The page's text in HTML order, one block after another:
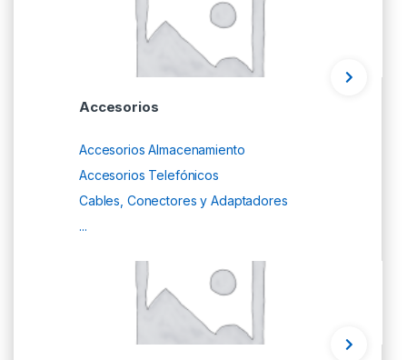
Accesorios
Accesorios Almacenamiento
Accesorios Telefónicos
Cables, Conectores y Adaptadores
...